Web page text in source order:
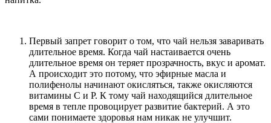
Первый запрет говорит о том, что чай нельзя заваривать
длительное время. Когда чай настаивается очень
длительное время он теряет прозрачность, вкус и аромат.
А происходит это потому, что эфирные масла и
полифенолы начинают окисляться, также окисляются
витамины С и Р. К тому чай находящийся длительное
время в тепле провоцирует развитие бактерий. А это
сами понимаете здоровья нам никак не улучшит.